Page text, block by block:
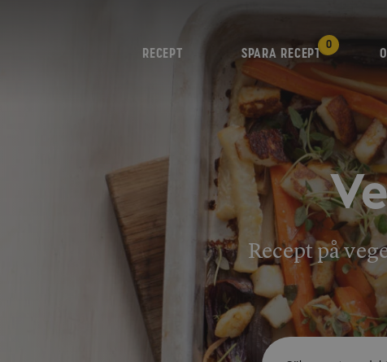
RECEPT SPARA RECEPT
0
Recept på